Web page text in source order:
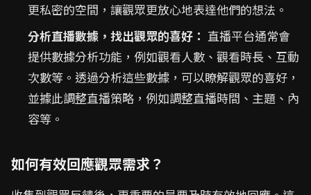
更私密的空間，讓觀眾更放心地表達他們的想法。
分析直播數據，找出觀眾的喜好： 直播平台通常會
提供數據分析功能，例如觀看人數、觀看時長、互動
次數等。透過分析這些數據，可以瞭解觀眾的喜好，
並據此調整直播策略，例如調整直播時間、主題、內
容等。
如何有效回應觀眾需求？